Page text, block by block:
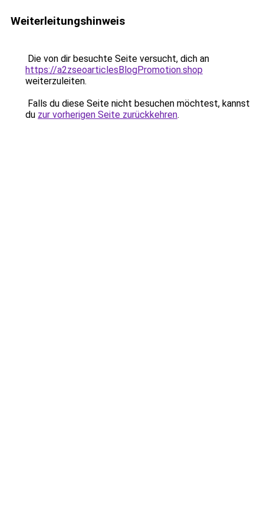
Weiterleitungshinweis
Die von dir besuchte Seite versucht, dich an
https://a2zseoarticlesBlogPromotion.shop
weiterzuleiten.
Falls du diese Seite nicht besuchen möchtest, kannst
du zur vorherigen Seite zurückkehren.